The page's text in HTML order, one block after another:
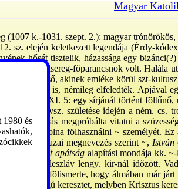
Magyar
(1007 k.-1031. szept. 2.): magyar
sz. elején keletkezett legendája (Érdy-
hősét tisztelik, házassága egy
életet, sőt hadsereg-főparancsnok volt.
házból az első, akinek emléke körül szt-
miatt is, némileg elfeledték. Apjával
hónappal, XI. 5: egy sírjánál történt
eredetileg vsz. születése idején a ném.
m. tört-írás megpróbálta vitatni a
próbálták volna fölhasználni ~ személyét.
A kk. hazai megnevezés szerint ~, István
Szt Kereszt apátság alapítási mondája kk.
Vitéz Boleszláv lengy. kir-nál időzött.
~ azonban fölismerte, hogy álmában már
kétágú keresztet, melyben Krisztus
1980 és